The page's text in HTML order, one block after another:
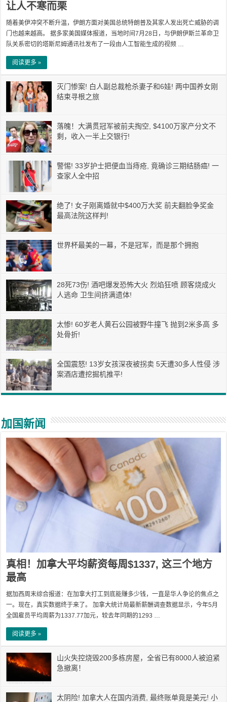
让人不寒而栗
随着美伊冲突不断升温，伊朗方面对美国总统特朗普及其家人发出死亡威胁的调
门也越来越高。 据多家美国媒体报道，当地时间7月28日，与伊朗伊斯兰革命卫
队关系密切的塔斯尼姆通讯社发布了一段由人工智能生成的视频 …
阅读更多 »
灭门惨案! 白人副总裁枪杀妻子和6娃! 两中国养女刚
结束寻根之旅
落魄！大满贯冠军被前夫掏空, $4100万家产分文不
剩，收入一半上交银行!
警惕! 33岁护士把便血当痔疮, 竟确诊三期结肠癌! 一
查家人全中招
绝了! 女子刚离婚就中$400万大奖 前夫翻脸争奖金
最高法院这样判!
世界杯最美的一幕，不是冠军，而是那个拥抱
28死73伤! 酒吧爆发恐怖大火 烈焰狂喷 顾客烧成火
人逃命 卫生间挤满遗体!
太惨! 60岁老人黄石公园被野牛撞飞 抛到2米多高 多
处骨折!
全国震怒! 13岁女孩深夜被拐卖 5天遭30多人性侵 涉
案酒店遭挖掘机推平!
加国新闻
真相！加拿大平均薪资每周$1337, 这三个地方
最高
据加西周末综合报道：在加拿大打工到底能赚多少钱，一直是华人争论的焦点之
一。现在，真实数据终于来了。 加拿大统计局最新薪酬调查数据显示，今年5月
全国雇员平均周薪为1337.77加元，较去年同期的1293 …
阅读更多 »
山火失控烧毁200多栋房屋，全省已有8000人被迫紧
急撤离！
太阴险! 加拿大人在国内消费, 最终账单竟是美元! 小